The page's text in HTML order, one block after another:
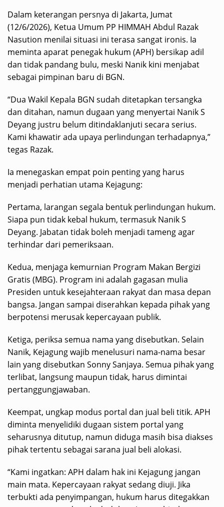
Dalam keterangan persnya di Jakarta, Jumat
(12/6/2026), Ketua Umum PP HIMMAH Abdul Razak
Nasution menilai situasi ini terasa sangat ironis. Ia
meminta aparat penegak hukum (APH) bersikap adil
dan tidak pandang bulu, meski Nanik kini menjabat
sebagai pimpinan baru di BGN.
“Dua Wakil Kepala BGN sudah ditetapkan tersangka
dan ditahan, namun dugaan yang menyertai Nanik S
Deyang justru belum ditindaklanjuti secara serius.
Kami khawatir ada upaya perlindungan terhadapnya,”
tegas Razak.
Ia menegaskan empat poin penting yang harus
menjadi perhatian utama Kejagung:
Pertama, larangan segala bentuk perlindungan hukum.
Siapa pun tidak kebal hukum, termasuk Nanik S
Deyang. Jabatan tidak boleh menjadi tameng agar
terhindar dari pemeriksaan.
Kedua, menjaga kemurnian Program Makan Bergizi
Gratis (MBG). Program ini adalah gagasan mulia
Presiden untuk kesejahteraan rakyat dan masa depan
bangsa. Jangan sampai diserahkan kepada pihak yang
berpotensi merusak kepercayaan publik.
Ketiga, periksa semua nama yang disebutkan. Selain
Nanik, Kejagung wajib menelusuri nama-nama besar
lain yang disebutkan Sonny Sanjaya. Semua pihak yang
terlibat, langsung maupun tidak, harus dimintai
pertanggungjawaban.
Keempat, ungkap modus portal dan jual beli titik. APH
diminta menyelidiki dugaan sistem portal yang
seharusnya ditutup, namun diduga masih bisa diakses
pihak tertentu sebagai sarana jual beli alokasi.
“Kami ingatkan: APH dalam hak ini Kejagung jangan
main mata. Kepercayaan rakyat sedang diuji. Jika
terbukti ada penyimpangan, hukum harus ditegakkan